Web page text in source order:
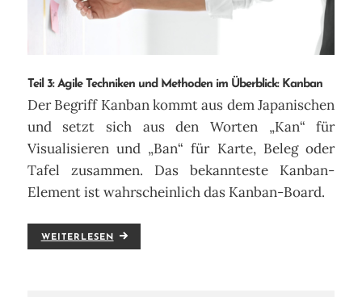
Teil 3: Agile Techniken und Methoden im Überblick: Kanban
Der Begriff Kanban kommt aus dem Japanischen
und setzt sich aus den Worten „Kan“ für
Visualisieren und „Ban“ für Karte, Beleg oder
Tafel zusammen. Das bekannteste Kanban-
Element ist wahrscheinlich das Kanban-Board.
WEITERLESEN